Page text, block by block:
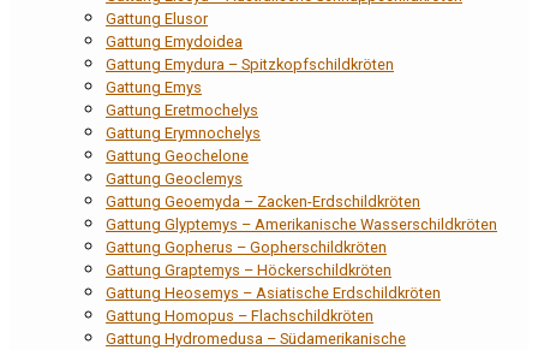
Gattung Elusor
Gattung Emydoidea
Gattung Emydura – Spitzkopfschildkröten
Gattung Emys
Gattung Eretmochelys
Gattung Erymnochelys
Gattung Geochelone
Gattung Geoclemys
Gattung Geoemyda – Zacken-Erdschildkröten
Gattung Glyptemys – Amerikanische Wasserschildkröten
Gattung Gopherus – Gopherschildkröten
Gattung Graptemys – Höckerschildkröten
Gattung Heosemys – Asiatische Erdschildkröten
Gattung Homopus – Flachschildkröten
Gattung Hydromedusa – Südamerikanische